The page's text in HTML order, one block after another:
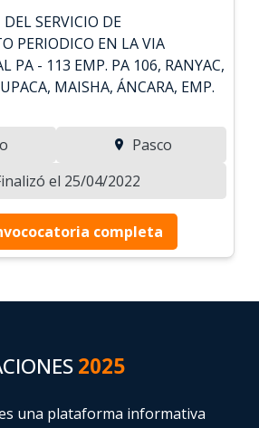
SERVICIO DE
PERIODICO EN LA VIA
PA - 113 EMP. PA 106, RANYAC,
MAISHA, ÁNCARA, EMP.
Pasco
el 25/04/2022
completa
2025
una plataforma informativa